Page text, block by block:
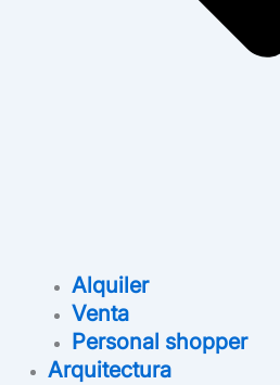
Alquiler
Venta
Personal shopper
Arquitectura